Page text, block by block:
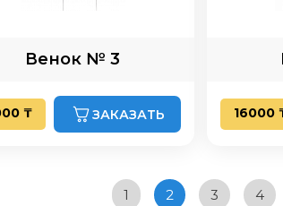
Венок № 3
₸ ЗАКАЗАТЬ 16000
1 2 3 4